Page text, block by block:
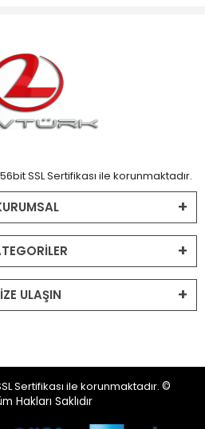
SSL Sertifikası ile korunmaktadır.
ULAŞIN
Sertifikası ile korunmaktadır. ©
Hakları Saklıdır